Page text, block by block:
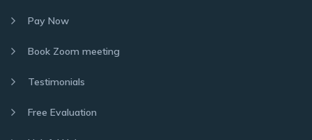
Pay Now
Book Zoom meeting
Testimonials
Free Evaluation